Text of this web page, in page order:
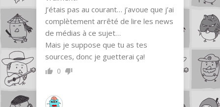
J’étais pas au courant… j’avoue que j’ai
complètement arrêté de lire les news
de médias à ce sujet…
Mais je suppose que tu as tes
sources, donc je guetterai ça!
0